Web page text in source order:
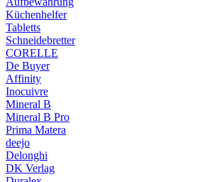
Küchenhelfer
Tabletts
Schneidebretter
CORELLE
De Buyer
Affinity
Inocuivre
Mineral B
Mineral B Pro
Prima Matera
deejo
Delonghi
DK Verlag